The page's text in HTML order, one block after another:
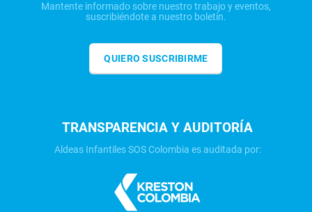
Mantente informado sobre nuestro trabajo y eventos,
suscribiéndote a nuestro boletín.
QUIERO SUSCRIBIRME
TRANSPARENCIA Y AUDITORÍA
Aldeas Infantiles SOS Colombia es auditada por: